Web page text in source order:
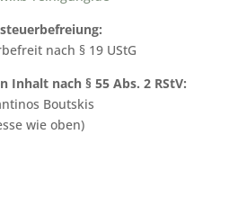
nach § 19 UStG
nach § 55 Abs. 2 RStV:
Boutskis
wie oben)